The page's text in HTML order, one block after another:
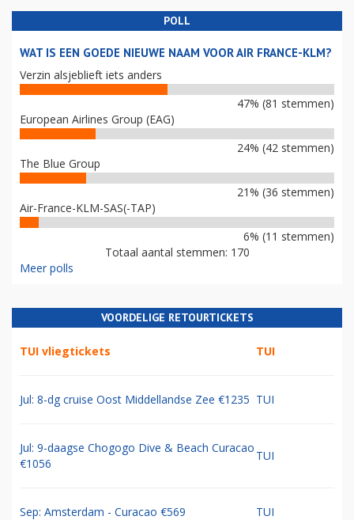
POLL
WAT IS EEN GOEDE NIEUWE NAAM VOOR AIR FRANCE-KLM?
Verzin alsjeblieft iets anders
47% (81 stemmen)
European Airlines Group (EAG)
24% (42 stemmen)
The Blue Group
21% (36 stemmen)
Air-France-KLM-SAS(-TAP)
6% (11 stemmen)
Totaal aantal stemmen: 170
Meer polls
VOORDELIGE RETOURTICKETS
TUI vliegtickets TUI
Jul: 8-dg cruise Oost Middellandse Zee €1235 TUI
Jul: 9-daagse Chogogo Dive & Beach Curacao
€1056
TUI
Sep: Amsterdam - Curacao €569 TUI